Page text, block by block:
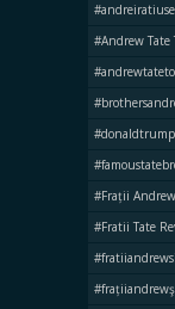
#Andrew Tate
#donaldtrump
#Frații
#Fratii Tate